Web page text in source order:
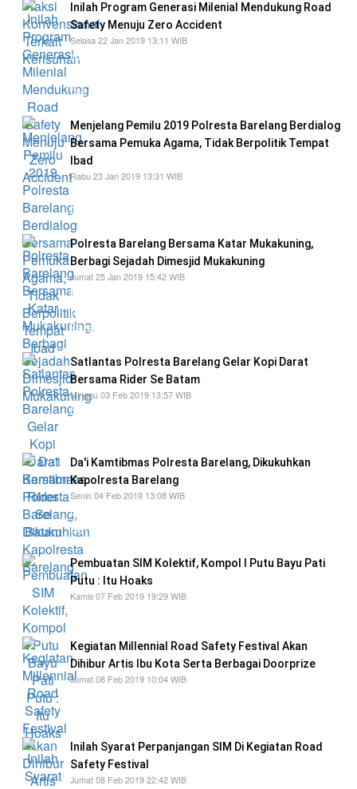
Inilah Program Generasi Milenial Mendukung Road
Safety Menuju Zero Accident
Selasa 22 Jan 2019 13:11 WIB
mengajak para siswa dan Siswi untuk
mendukung road safety menuju zero accident
Menjelang Pemilu 2019 Polresta Barelang Berdialog
Bersama Pemuka Agama, Tidak Berpolitik Tempat
Ibad
Rabu 23 Jan 2019 13:31 WIB
terlepas dari keterlibatan semua stake Holder
Polresta Barelang Bersama Katar Mukakuning,
Berbagi Sejadah Dimesjid Mukakuning
Jumat 25 Jan 2019 15:42 WIB
kegiatan ini dilaksanakan atas kerjasama
polresta barelang bersama pemuda pemudi
karang taruna kelurahan mukakuning
Satlantas Polresta Barelang Gelar Kopi Darat
Bersama Rider Se Batam
Minggu 03 Feb 2019 13:57 WIB
Sosialisasi dan Dukungan Generasi Millenial
Da'i Kamtibmas Polresta Barelang, Dikukuhkan
Kapolresta Barelang
Senin 04 Feb 2019 13:08 WIB
bahwa sebagai umat beragama tentu selalu
bersyukur kepada tuhan yang maha kuasa
Pembuatan SIM Kolektif, Kompol I Putu Bayu Pati
Putu : Itu Hoaks
Kamis 07 Feb 2019 19:29 WIB
Kegiatan Millennial Road Safety Festival Akan
Dihibur Artis Ibu Kota Serta Berbagai Doorprize
Jumat 08 Feb 2019 10:04 WIB
Inilah Syarat Perpanjangan SIM Di Kegiatan Road
Safety Festival
Jumat 08 Feb 2019 22:42 WIB